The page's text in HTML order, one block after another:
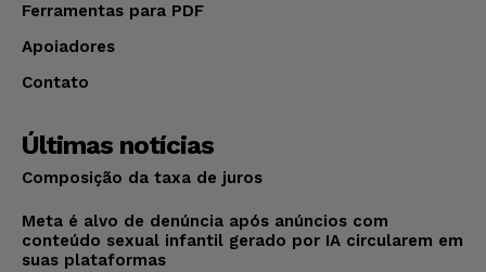
Ferramentas para PDF
Apoiadores
Contato
Últimas notícias
Composição da taxa de juros
Meta é alvo de denúncia após anúncios com
conteúdo sexual infantil gerado por IA circularem em
suas plataformas